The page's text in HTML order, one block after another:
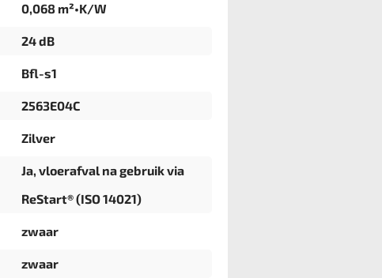
0,068 m²•K/W
24 dB
Bfl-s1
2563E04C
Zilver
Ja, vloerafval na gebruik via
ReStart® (ISO 14021)
zwaar
zwaar